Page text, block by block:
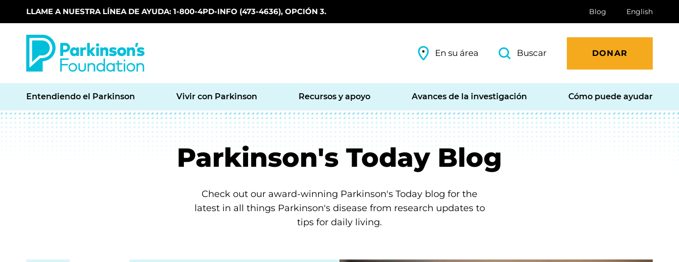
Skip to main content
LLAME A NUESTRA LÍNEA DE AYUDA: 1-800-4PD-INFO (473-4636), OPCIÓN 3. Blog English
En su área Buscar DONAR
Entendiendo el Parkinson Vivir con Parkinson Recursos y apoyo Avances de la investigación Cómo puede ayudar
Parkinson's Today Blog
Check out our award-winning Parkinson's Today blog for the
latest in all things Parkinson's disease from research updates to
tips for daily living.